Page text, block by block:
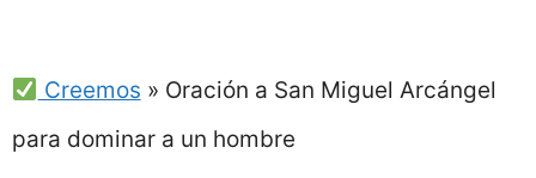
Creemos » Oración a San Miguel Arcángel
para dominar a un hombre